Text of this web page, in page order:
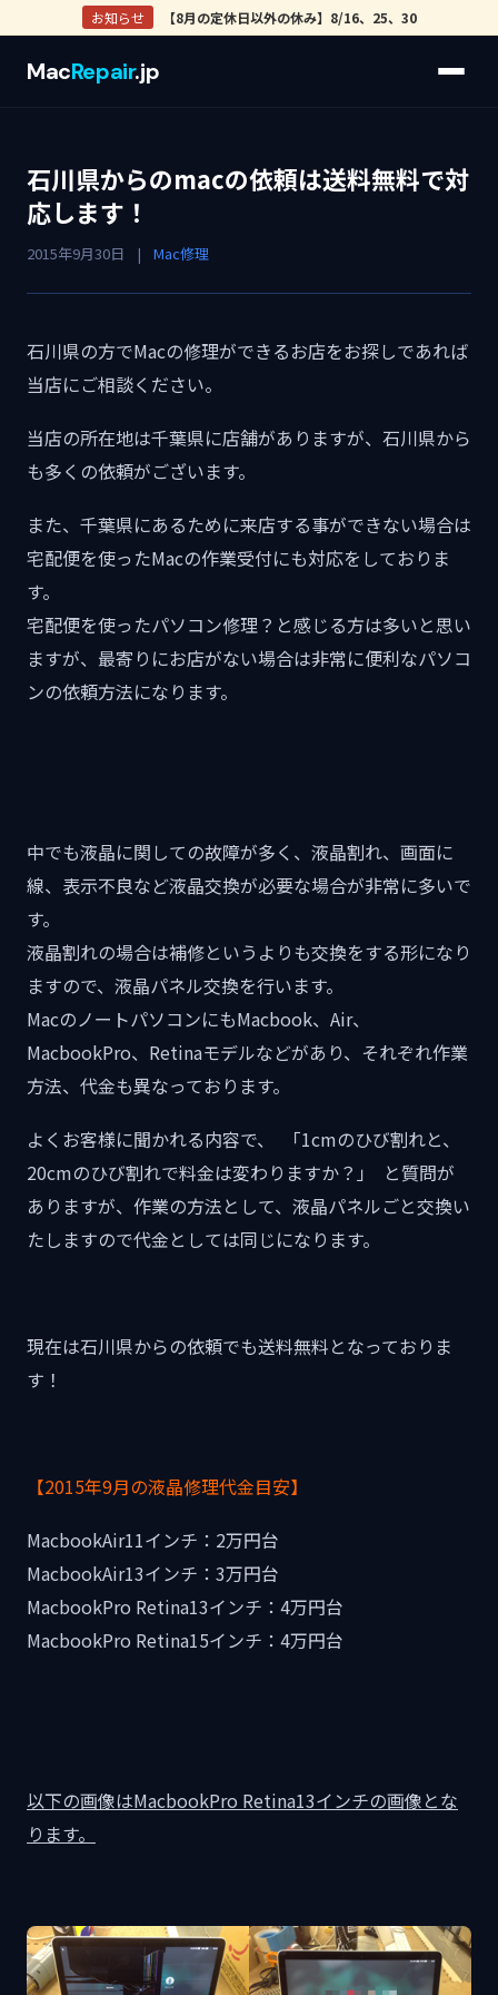
お知らせ 【8月の定休日以外の休み】8/16、25、30
MacRepair.jp
石川県からのmacの依頼は送料無料で対
応します！
2015年9月30日 | Mac修理
石川県の方でMacの修理ができるお店をお探しであれば
当店にご相談ください。
当店の所在地は千葉県に店舗がありますが、石川県から
も多くの依頼がございます。
また、千葉県にあるために来店する事ができない場合は
宅配便を使ったMacの作業受付にも対応をしておりま
す。
宅配便を使ったパソコン修理？と感じる方は多いと思い
ますが、最寄りにお店がない場合は非常に便利なパソコ
ンの依頼方法になります。
中でも液晶に関しての故障が多く、液晶割れ、画面に
線、表示不良など液晶交換が必要な場合が非常に多いで
す。
液晶割れの場合は補修というよりも交換をする形になり
ますので、液晶パネル交換を行います。
MacのノートパソコンにもMacbook、Air、
MacbookPro、Retinaモデルなどがあり、それぞれ作業
方法、代金も異なっております。
よくお客様に聞かれる内容で、 「1cmのひび割れと、
20cmのひび割れで料金は変わりますか？」 と質問が
ありますが、作業の方法として、液晶パネルごと交換い
たしますので代金としては同じになります。
現在は石川県からの依頼でも送料無料となっておりま
す！
【2015年9月の液晶修理代金目安】
MacbookAir11インチ：2万円台
MacbookAir13インチ：3万円台
MacbookPro Retina13インチ：4万円台
MacbookPro Retina15インチ：4万円台
以下の画像はMacbookPro Retina13インチの画像とな
ります。